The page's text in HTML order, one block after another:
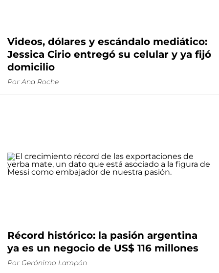
Videos, dólares y escándalo mediático:
Jessica Cirio entregó su celular y ya fijó
domicilio
Por Ana Roche
Récord histórico: la pasión argentina
ya es un negocio de US$ 116 millones
Por Gerónimo Lampón